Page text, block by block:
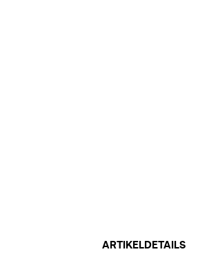
ARTIKELDETAILS